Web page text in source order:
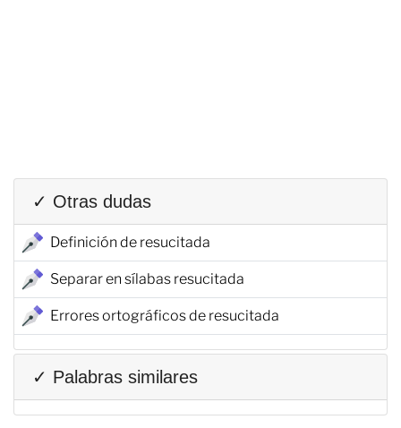
✓ Otras dudas
Definición de resucitada
Separar en sílabas resucitada
Errores ortográficos de resucitada
✓ Palabras similares